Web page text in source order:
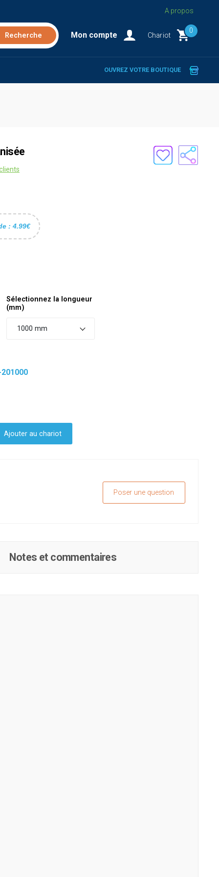
A propos
Mon compte Chariot
0
OUVREZ VOTRE BOUTIQUE
: 4.99€
Sélectionnez la longueur
(mm)
1000 mm
Ajouter au chariot
Poser une question
Notes et commentaires